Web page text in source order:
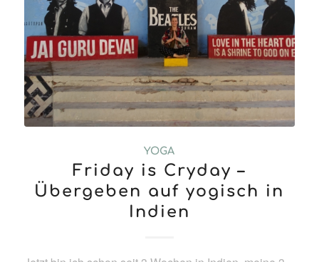
YOGA
Friday is Cryday –
Übergeben auf yogisch in
Indien